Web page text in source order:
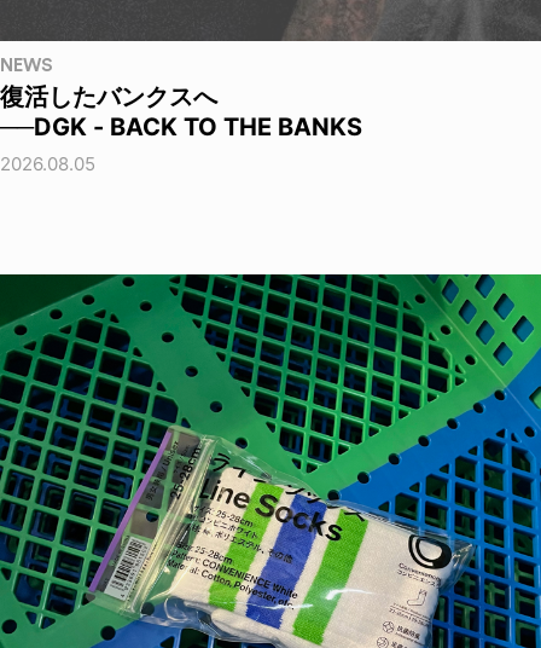
NEWS
復活したバンクスへ
──DGK - BACK TO THE BANKS
2026.08.05